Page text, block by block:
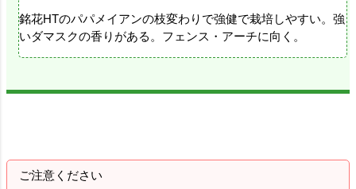
銘花HTのパパメイアンの枝変わりで強健で栽培しやすい。強
いダマスクの香りがある。フェンス・アーチに向く。
ご注意ください